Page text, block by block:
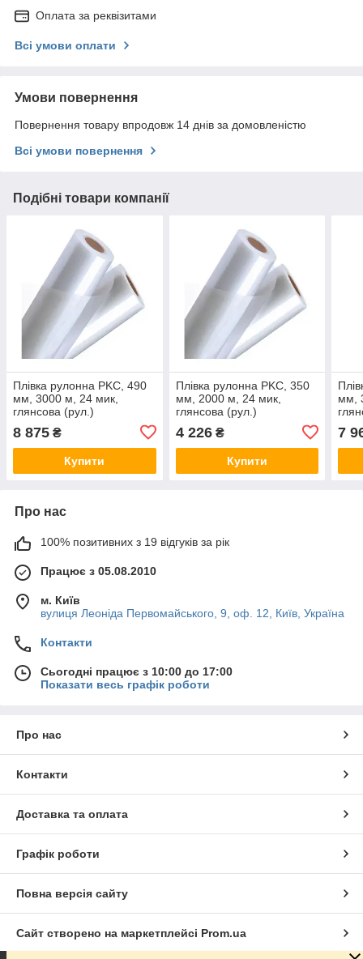
Оплата за реквізитами
Всі умови оплати
Умови повернення
Повернення товару впродовж 14 днів за домовленістю
Всі умови повернення
Подібні товари компанії
Плівка рулонна PKC, 490
мм, 3000 м, 24 мик,
глянсова (рул.)
8 875 ₴
Купити
Плівка рулонна PKC, 350
мм, 2000 м, 24 мик,
глянсова (рул.)
4 226₴
Купити
мм,
7
Про нас
100% позитивних з 19 відгуків за рік
Працює з 05.08.2010
м. Київ
вулиця Леоніда Первомайського, 9, оф. 12, Київ, Україна
Контакти
Сьогодні працює з 10:00 до 17:00
Показати весь графік роботи
Про нас
Контакти
Доставка та оплата
Графік роботи
Повна версія сайту
Сайт створено на маркетплейсі Prom.ua